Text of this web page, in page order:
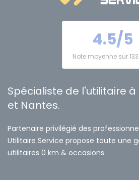
4.5/5
Note moyenne sur
Spécialiste de l'utilitaire à
et Nantes.
Partenaire privilégié des
Utilitaire Service propose toute une
utilitaires 0 km & occasions.